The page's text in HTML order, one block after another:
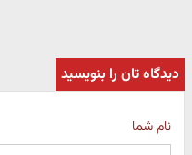
دیدگاه تان را بنویسید
نام شما